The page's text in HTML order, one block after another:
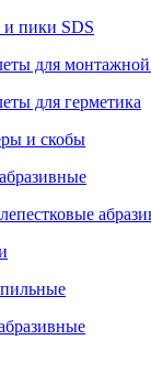
и пики SDS
для
для герметика
и скобы